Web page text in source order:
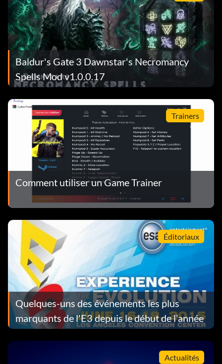
Baldur's Gate 3 Dawnstar's Necromancy
Spells Mod v1.0.0.17
Trainers
Comment utiliser un Game Trainer
Éditoriaux
Quelques-uns des événements les plus
marquants de l'E3 depuis le début de l'année
Actualités